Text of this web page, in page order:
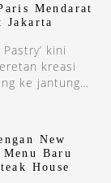
Mendarat
Jakarta
kini
kreasi
ke jantung
New
Baru
House